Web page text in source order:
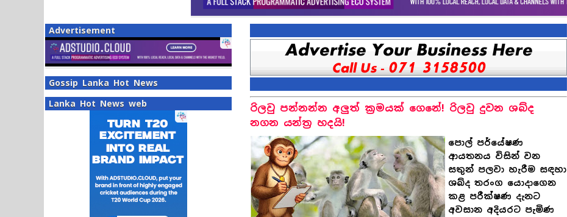
Advertisement
Gossip Lanka Hot News
Lanka Hot News web
රිලවු පන්නන්න අලුත් ක‍්‍රමයක් ගෙනේ! රිලවු දුවන ශබ්ද
නගන යන්ත‍්‍ර හදයි!
පොල් පර්යේෂණ
ආයතනය විසින් වන
සතුන් පලවා හැරීම සඳහා
ශබ්ද තරංග යොදාගෙන
කළ පරීක්ෂණ දැනට
අවසාන අදියරට පැමිණ